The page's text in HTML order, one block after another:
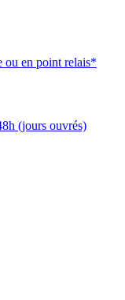
ou en point relais*
(jours ouvrés)